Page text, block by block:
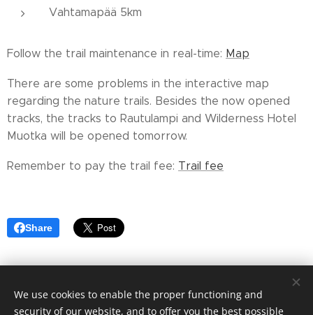
Vahtamapää 5km
Follow the trail maintenance in real-time: Map
There are some problems in the interactive map
regarding the nature trails. Besides the now opened
tracks, the tracks to Rautulampi and Wilderness Hotel
Muotka will be opened tomorrow.
Remember to pay the trail fee: Trail fee
Share
© 2023 Saariselän alueen Hoito-osuuskunta cooperative
We use cookies to enable the proper functioning and
security of our website, and to offer you the best possible